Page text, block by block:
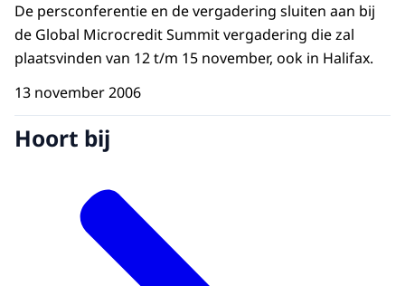
De persconferentie en de vergadering sluiten aan bij
de Global Microcredit Summit vergadering die zal
plaatsvinden van 12 t/m 15 november, ook in Halifax.
13 november 2006
Hoort bij